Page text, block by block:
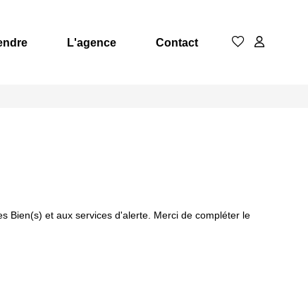
L'agence Contact
Bien(s) et aux services d'alerte. Merci de compléter le